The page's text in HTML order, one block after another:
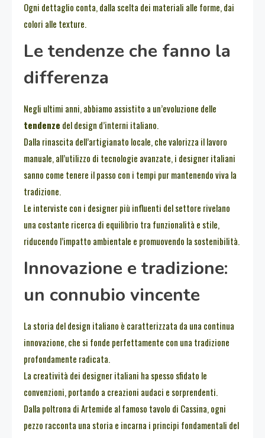
Ogni dettaglio conta, dalla scelta dei materiali alle forme, dai
colori alle texture.
Le tendenze che fanno la
differenza
Negli ultimi anni, abbiamo assistito a un’evoluzione delle
tendenze del design d’interni italiano.
Dalla rinascita dell’artigianato locale, che valorizza il lavoro
manuale, all’utilizzo di tecnologie avanzate, i designer italiani
sanno come tenere il passo con i tempi pur mantenendo viva la
tradizione.
Le interviste con i designer più influenti del settore rivelano
una costante ricerca di equilibrio tra funzionalità e stile,
riducendo l’impatto ambientale e promuovendo la sostenibilità.
Innovazione e tradizione:
un connubio vincente
La storia del design italiano è caratterizzata da una continua
innovazione, che si fonde perfettamente con una tradizione
profondamente radicata.
La creatività dei designer italiani ha spesso sfidato le
convenzioni, portando a creazioni audaci e sorprendenti.
Dalla poltrona di Artemide al famoso tavolo di Cassina, ogni
pezzo racconta una storia e incarna i principi fondamentali del